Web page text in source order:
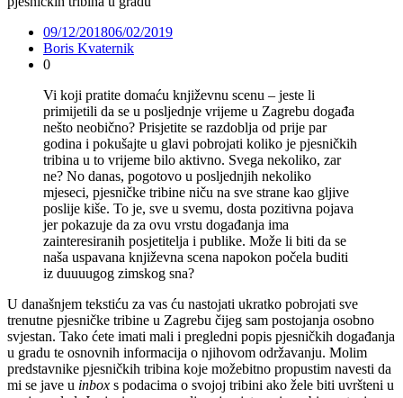
09/12/201806/02/2019
Boris Kvaternik
0
Vi koji pratite domaću književnu scenu – jeste li
primijetili da se u posljednje vrijeme u Zagrebu događa
nešto neobično? Prisjetite se razdoblja od prije par
godina i pokušajte u glavi pobrojati koliko je pjesničkih
tribina u to vrijeme bilo aktivno. Svega nekoliko, zar
ne? No danas, pogotovo u posljednjih nekoliko
mjeseci, pjesničke tribine niču na sve strane kao gljive
poslije kiše. To je, sve u svemu, dosta pozitivna pojava
jer pokazuje da za ovu vrstu događanja ima
zainteresiranih posjetitelja i publike. Može li biti da se
naša uspavana književna scena napokon počela buditi
iz duuuugog zimskog sna?
U današnjem tekstiću za vas ću nastojati ukratko pobrojati sve
trenutne pjesničke tribine u Zagrebu čijeg sam postojanja osobno
svjestan. Tako ćete imati mali i pregledni popis pjesničkih događanja
u gradu te osnovnih informacija o njihovom održavanju. Molim
predstavnike pjesničkih tribina koje možebitno propustim navesti da
mi se jave u inbox s podacima o svojoj tribini ako žele biti uvršteni u